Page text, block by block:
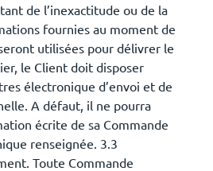
de l’inexactitude ou de la
fournies au moment de
utilisées pour délivrer le
le Client doit disposer
électronique d’envoi et de
A défaut, il ne pourra
écrite de sa Commande
renseignée. 3.3
Toute Commande